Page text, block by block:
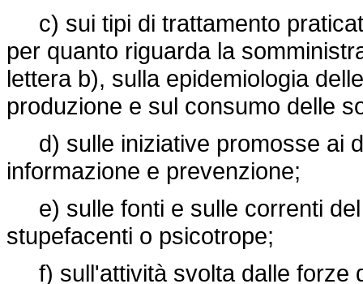
c) sui tipi di trattamento
per quanto riguarda la
lettera b), sulla epidemiologia
produzione e sul consumo delle
d) sulle iniziative promosse ai
informazione e prevenzione;
e) sulle fonti e sulle correnti
stupefacenti o psicotrope;
f) sull'attività svolta dalle forze